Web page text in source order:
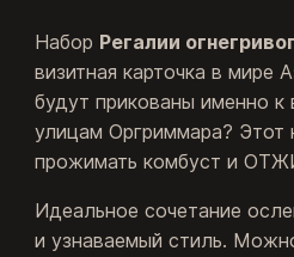
Набор Регалии
визитная карточка в мире
будут прикованы именно к
улицам Оргриммара?
прожимать комбуст и
Идеальное сочетание
и узнаваемый стиль.